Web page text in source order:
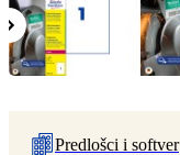
Predlošci i softver